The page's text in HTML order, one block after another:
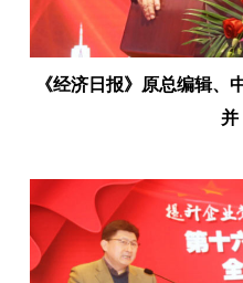
《经济日报》原总编辑、
并